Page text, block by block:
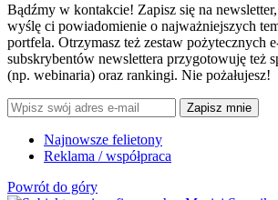
Bądźmy w kontakcie! Zapisz się na
wyślę ci powiadomienie o najważniejszych
portfela. Otrzymasz też zestaw pożytecznych
subskrybentów newslettera przygotowuję też
(np. webinaria) oraz rankingi. Nie pożałujesz!
Zapisz mnie
Najnowsze felietony
Reklama / współpraca
Powrót do góry